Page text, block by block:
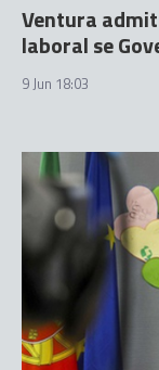
Ventura
laboral se
9 Jun 18:03